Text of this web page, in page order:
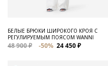
БЕЛЫЕ БРЮКИ ШИРОКОГО КРОЯ С
РЕГУЛИРУЕМЫМ ПОЯСОМ WANNI
48 900 ₽ -50% 24 450 ₽